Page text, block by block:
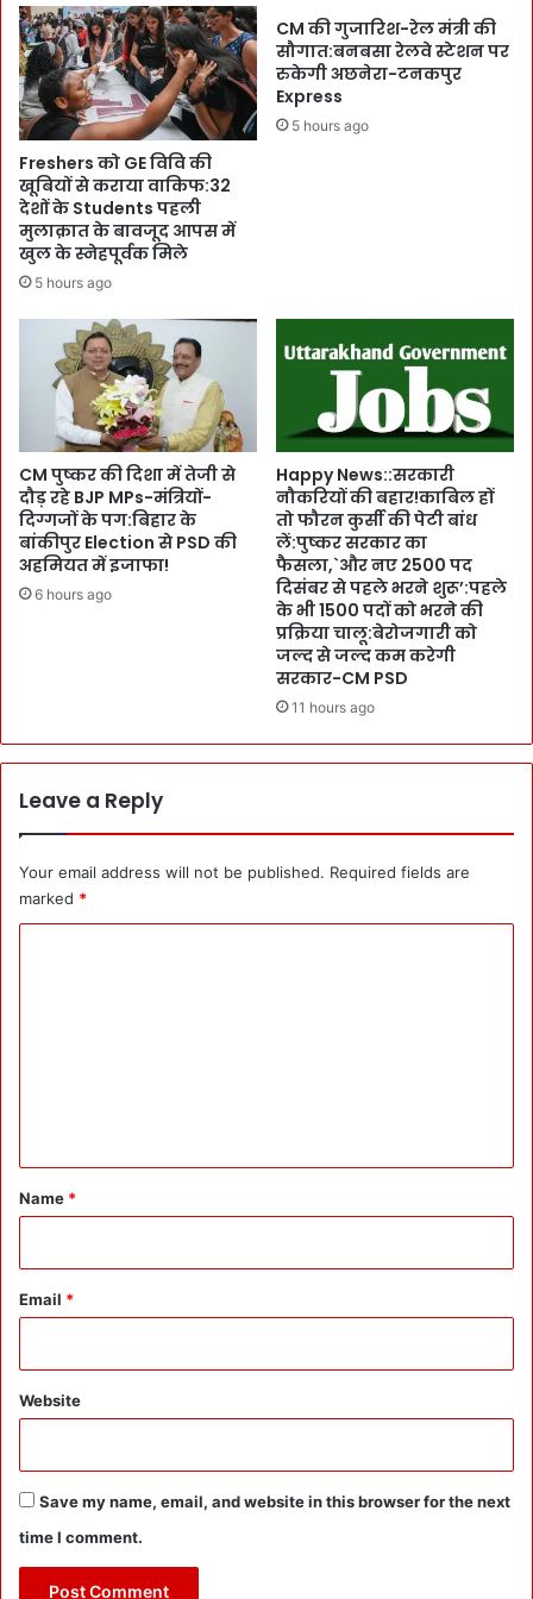
चा
हि
ए
:
5
.
2
3
क
रो
स
a
d
ले
कि
न
2
ड़
ही
D
w
n
l
o
t
h
Z
n
e
R
g
i
o
a
l
o
n
Freshers को GE विवि की
खूबियों से कराया वाकिफ:32
देशों के Students पहली
मुलाक़ात के बावजूद आपस में
खुल के स्नेहपूर्वक मिले
5 hours ago
CM की गुजारिश-रेल मंत्री की
सौगात:बनबसा रेलवे स्टेशन पर
रुकेगी अछनेरा-टनकपुर
Express
5 hours ago
CM पुष्कर की दिशा में तेजी से
दौड़ रहे BJP MPs-मंत्रियों-
दिग्गजों के पग:बिहार के
बांकीपुर Election से PSD की
अहमियत में इजाफा!
6 hours ago
Happy News::सरकारी
नौकरियों की बहार!काबिल हों
तो फौरन कुर्सी की पेटी बांध
लें:पुष्कर सरकार का
फैसला,`और नए 2500 पद
दिसंबर से पहले भरने शुरू’:पहले
के भी 1500 पदों को भरने की
प्रक्रिया चालू:बेरोजगारी को
जल्द से जल्द कम करेगी
सरकार-CM PSD
11 hours ago
Leave a Reply
Your email address will not be published. Required fields are
marked *
*
Name *
Email *
Website
Save my name, email, and website in this browser for the next
time I comment.